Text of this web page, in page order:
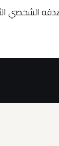
هدفه الشخصي